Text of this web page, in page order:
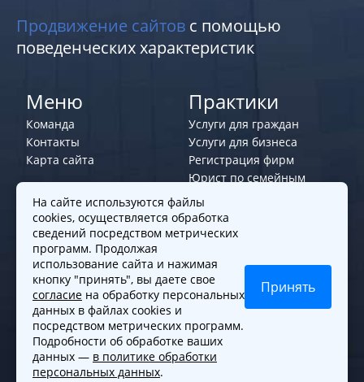
Продвижение сайтов с помощью
поведенческих характеристик
Меню
Команда
Контакты
Карта сайта
Практики
Услуги для граждан
Услуги для бизнеса
Регистрация фирм
Юрист по семейным
Политики и правила
Политика обработки персональных
данных
Согласие на обработку cookies
Согласие на обработку персональных
данных
© 2010-2026. Все права защищены
На сайте используются файлы
cookies, осуществляется обработка
сведений посредством метрических
программ. Продолжая
использование сайта и нажимая
кнопку "принять", вы даете свое
согласие на обработку персональных
данных в файлах cookies и
посредством метрических программ.
Подробности об обработке ваших
данных — в политике обработки
персональных данных.
Принять